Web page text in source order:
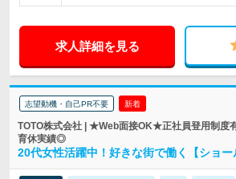
求人詳細を見る
志望動機・自己PR不要 新着
TOTO株式会社 | ★Web面接OK★正社員登用制
育休実績◎
20代女性活躍中！好きな街で働く【ショー